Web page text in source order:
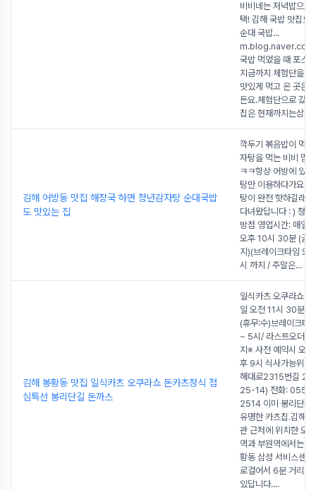
비비네는 저녁밥으로
택! 김해 국밥 맛집으
순대 국밥...
m.blog.naver.com
국밥 먹었을 때 포스
지금까지 체험단을
맛있게 먹고 온 곳은
든요.체험단으로 갔
집은 현재까지는삼계
김해 어방동 맛집 해장국 하면 청년감자탕 순대국밥
도 맛있는 집
깍두기 볶음밥이 먹
자탕을 먹는 비비 맘
ㅋㅋ항상 어방에 있
탕만 이용하다가요즘
탕이 완전 핫하길래
다녀왔답니다 : ) 청년
방점 영업시간: 매일
오후 10시 30분 (금,
지)(브레이크타임 오
시 까지 / 주말은...
김해 봉황동 맛집 일식카츠 오쿠라쇼 돈카츠정식 점
심특선 봉리단길 돈까스
일식카츠 오쿠라쇼
일 오전 11시 30분 ~
(휴무:수)브레이크타
~ 5시/ 라스트오더 7
지※ 사전 예약시 오
후 9시 식사가능위치:
해대로2315번길
25-14) 전화: 055-
2514 이미 봉리단길
유명한 카츠집.김해
관 근처에 위치한 오
역과 부원역에서는
황동 삼성 서비스센
로걸어서 6분 거리에
있답니다....